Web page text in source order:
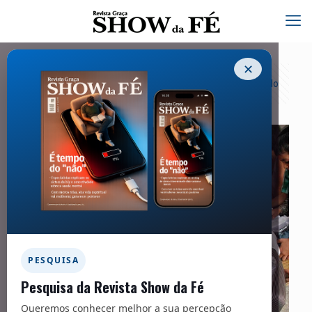
✕
PESQUISA
Pesquisa da Revista Show da Fé
Queremos conhecer melhor a sua percepção
Categorias Tags Exibir tudo